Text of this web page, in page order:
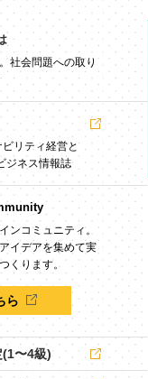
社会問題への取り
リティ経営と
ジネス情報誌
ンコミュニティ。
イデアを集めて実
くります。
ら
〜4級)